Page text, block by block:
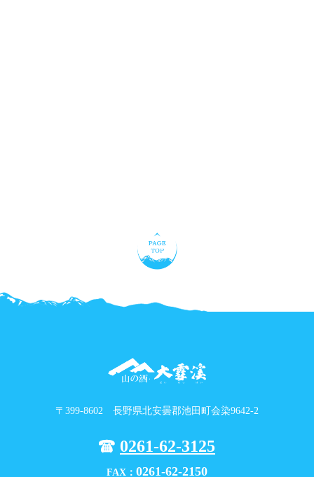
〒399-8602 長野県北安曇郡池田町会染9642-2
0261-62-3125
FAX： 0261-62-2150